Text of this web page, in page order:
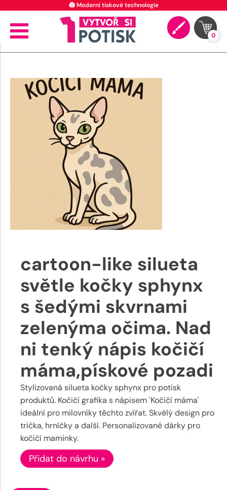
🖨️ Moderní tiskové technologie
0
cartoon-like silueta
světle kočky sphynx
s šedými skvrnami
zelenýma očima. Nad
ni tenký nápis kočičí
máma,pískové pozadi
Stylizovaná silueta kočky sphynx pro potisk
produktů. Kočičí grafika s nápisem 'Kočičí máma'
ideální pro milovníky těchto zvířat. Skvělý design pro
trička, hrníčky a další. Personalizované dárky pro
kočičí maminky.
Přidat do návrhu »